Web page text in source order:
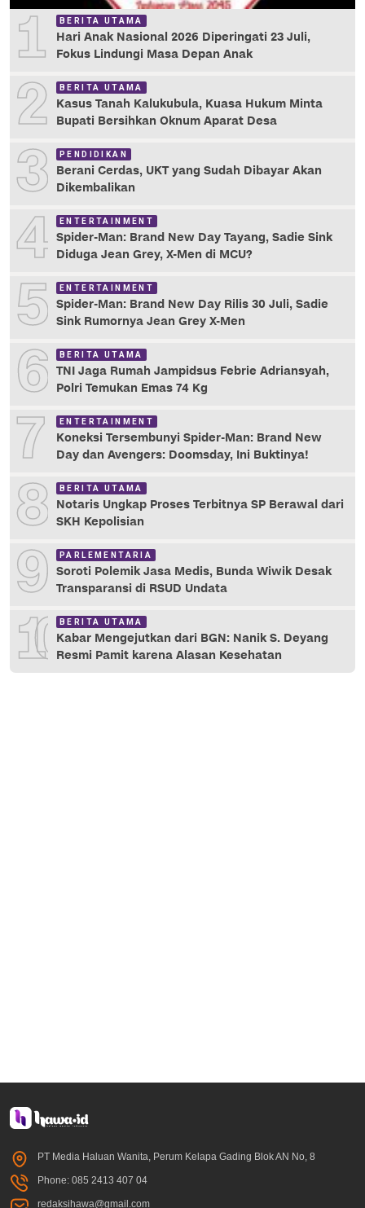
1 BERITA UTAMA
Hari Anak Nasional 2026 Diperingati 23 Juli,
Fokus Lindungi Masa Depan Anak
2 BERITA UTAMA
Kasus Tanah Kalukubula, Kuasa Hukum Minta
Bupati Bersihkan Oknum Aparat Desa
3 PENDIDIKAN
Berani Cerdas, UKT yang Sudah Dibayar Akan
Dikembalikan
4 ENTERTAINMENT
Spider-Man: Brand New Day Tayang, Sadie Sink
Diduga Jean Grey, X-Men di MCU?
5 ENTERTAINMENT
Spider-Man: Brand New Day Rilis 30 Juli, Sadie
Sink Rumornya Jean Grey X-Men
6 BERITA UTAMA
TNI Jaga Rumah Jampidsus Febrie Adriansyah,
Polri Temukan Emas 74 Kg
7 ENTERTAINMENT
Koneksi Tersembunyi Spider-Man: Brand New
Day dan Avengers: Doomsday, Ini Buktinya!
8 BERITA UTAMA
Notaris Ungkap Proses Terbitnya SP Berawal dari
SKH Kepolisian
9 PARLEMENTARIA
Soroti Polemik Jasa Medis, Bunda Wiwik Desak
Transparansi di RSUD Undata
10 BERITA UTAMA
Kabar Mengejutkan dari BGN: Nanik S. Deyang
Resmi Pamit karena Alasan Kesehatan
PT Media Haluan Wanita, Perum Kelapa Gading Blok AN No, 8
Phone: 085 2413 407 04
redaksihawa@gmail.com